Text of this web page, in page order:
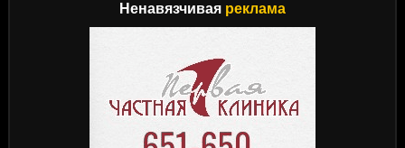
Ненавязчивая реклама